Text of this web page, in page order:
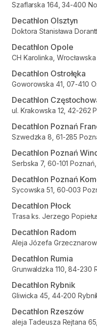
Szaflarska 164, 34-400
Decathlon Olsztyn
Doktora Stanisława
Decathlon Opole
CH Karolinka,
Decathlon Ostrołęka
Goworowska 41, 07-410
Decathlon
ul. Krakowska 12, 42-262
Decathlon Poznań
Szwedzka 8, 61-285
Decathlon Poznań
Serbska 7, 60-101
Decathlon Poznań
Sycowska 51, 60-003
Decathlon Płock
Trasa ks. Jerzego
Decathlon Radom
Aleja Józefa
Decathlon Rumia
Grunwaldzka 110, 84-230
Decathlon Rybnik
Gliwicka 45, 44-200
Decathlon Rzeszów
aleja Tadeusza Rejtana